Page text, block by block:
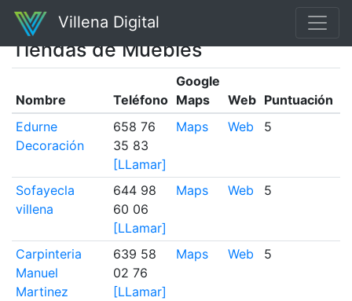
Villena Digital
Tiendas de Muebles
Nombre Teléfono
Google
Maps
Web Puntuación
Edurne
Decoración
658 76
35 83
[LLamar]
Maps Web 5
Sofayecla
villena
644 98
60 06
[LLamar]
Maps Web 5
Carpinteria
Manuel
Martinez
639 58
02 76
[LLamar]
Maps Web 5